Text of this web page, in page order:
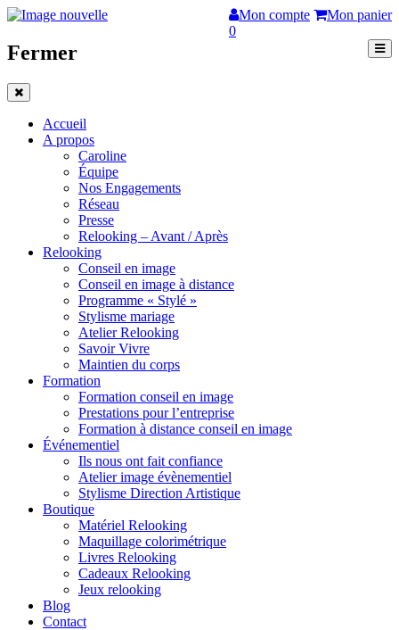
Mon compte
Mon panier
0
Fermer
Accueil
A propos
Caroline
Équipe
Nos Engagements
Réseau
Presse
Relooking – Avant / Après
Relooking
Conseil en image
Conseil en image à distance
Programme « Stylé »
Stylisme mariage
Atelier Relooking
Savoir Vivre
Maintien du corps
Formation
Formation conseil en image
Prestations pour l’entreprise
Formation à distance conseil en image
Événementiel
Ils nous ont fait confiance
Atelier image évènementiel
Stylisme Direction Artistique
Boutique
Matériel Relooking
Maquillage colorimétrique
Livres Relooking
Cadeaux Relooking
Jeux relooking
Blog
Contact